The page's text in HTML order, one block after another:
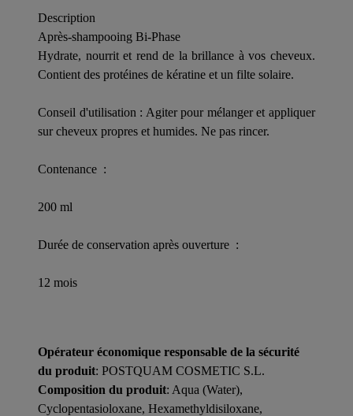
Description
Après-shampooing Bi-Phase
Hydrate, nourrit et rend de la brillance à vos cheveux.
Contient des protéines de kératine et un filte solaire.
Conseil d'utilisation : Agiter pour mélanger et appliquer
sur cheveux propres et humides. Ne pas rincer.
Contenance :
200 ml
Durée de conservation après ouverture :
12 mois
Opérateur économique responsable de la sécurité
du produit: POSTQUAM COSMETIC S.L.
Composition du produit: Aqua (Water),
Cyclopentasioloxane, Hexamethyldisiloxane,